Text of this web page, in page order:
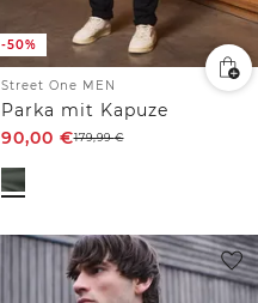
-50%
Street One MEN
Parka mit Kapuze
90,00 €179,99€